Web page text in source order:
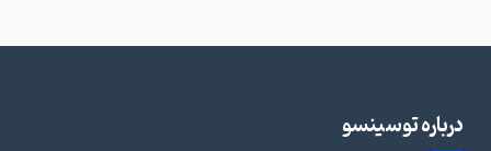
درباره توسینسو